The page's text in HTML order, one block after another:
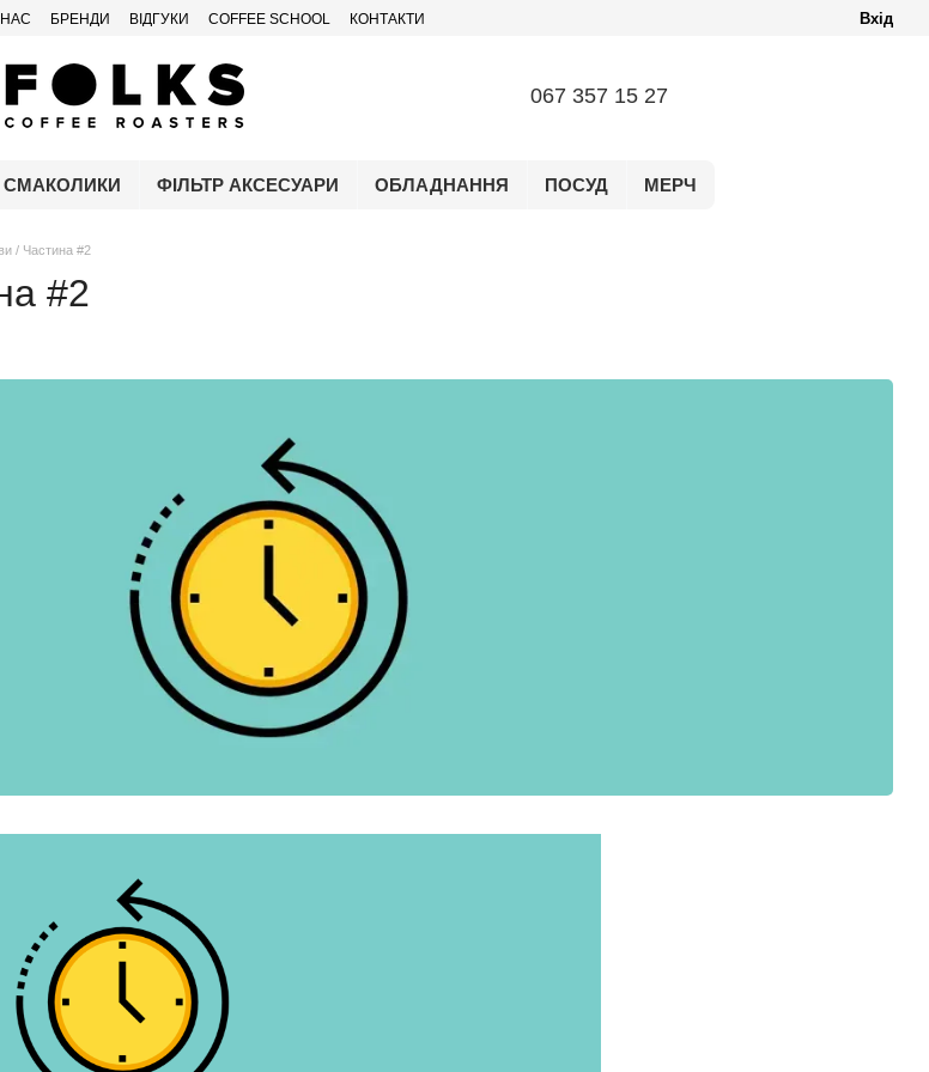
БРЕНДИ ВІДГУКИ COFFEE SCHOOL КОНТАКТИ Вхід
067 357 15 27
СМАКОЛИКИ ФІЛЬТР АКСЕСУАРИ ОБЛАДНАННЯ ПОСУД МЕРЧ
/ Частина #2
#2